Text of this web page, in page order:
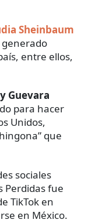
Sheinbaum
generado
entre ellos,
Guevara
para hacer
Unidos,
que
sociales
Perdidas fue
TikTok en
en México.